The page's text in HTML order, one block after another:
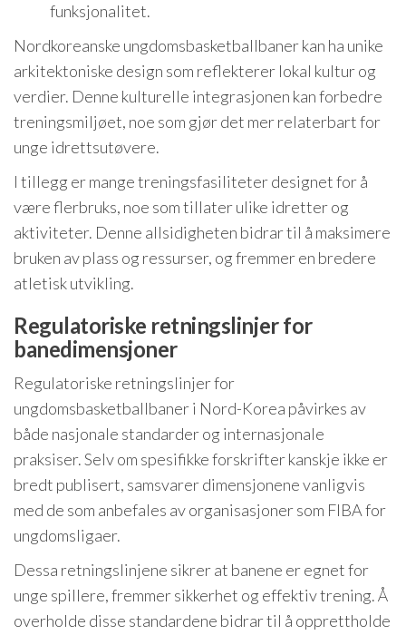
funksjonalitet.
Nordkoreanske ungdomsbasketballbaner kan ha unike
arkitektoniske design som reflekterer lokal kultur og
verdier. Denne kulturelle integrasjonen kan forbedre
treningsmiljøet, noe som gjør det mer relaterbart for
unge idrettsutøvere.
I tillegg er mange treningsfasiliteter designet for å
være flerbruks, noe som tillater ulike idretter og
aktiviteter. Denne allsidigheten bidrar til å maksimere
bruken av plass og ressurser, og fremmer en bredere
atletisk utvikling.
Regulatoriske retningslinjer for
banedimensjoner
Regulatoriske retningslinjer for
ungdomsbasketballbaner i Nord-Korea påvirkes av
både nasjonale standarder og internasjonale
praksiser. Selv om spesifikke forskrifter kanskje ikke er
bredt publisert, samsvarer dimensjonene vanligvis
med de som anbefales av organisasjoner som FIBA for
ungdomsligaer.
Dessa retningslinjene sikrer at banene er egnet for
unge spillere, fremmer sikkerhet og effektiv trening. Å
overholde disse standardene bidrar til å opprettholde